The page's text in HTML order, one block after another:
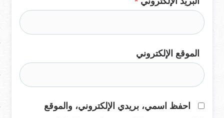
الموقع الإلكتروني
احفظ اسمي، بريدي الإلكتروني، والموقع